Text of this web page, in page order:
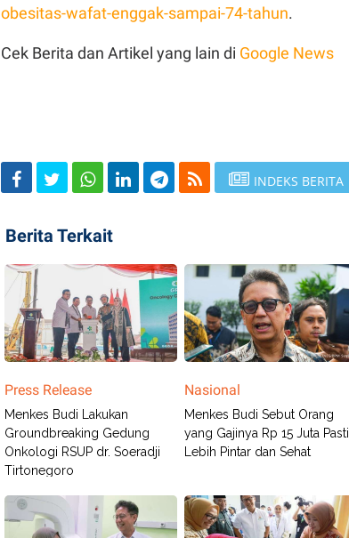
obesitas-wafat-enggak-sampai-74-tahun.
Cek Berita dan Artikel yang lain di Google News
INDEKS BERITA
Berita Terkait
Press Release
Menkes Budi Lakukan
Groundbreaking Gedung
Onkologi RSUP dr. Soeradji
Tirtonegoro
Nasional
Menkes Budi Sebut Orang
yang Gajinya Rp 15 Juta Pasti
Lebih Pintar dan Sehat